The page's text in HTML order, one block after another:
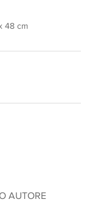
48 cm
AUTORE